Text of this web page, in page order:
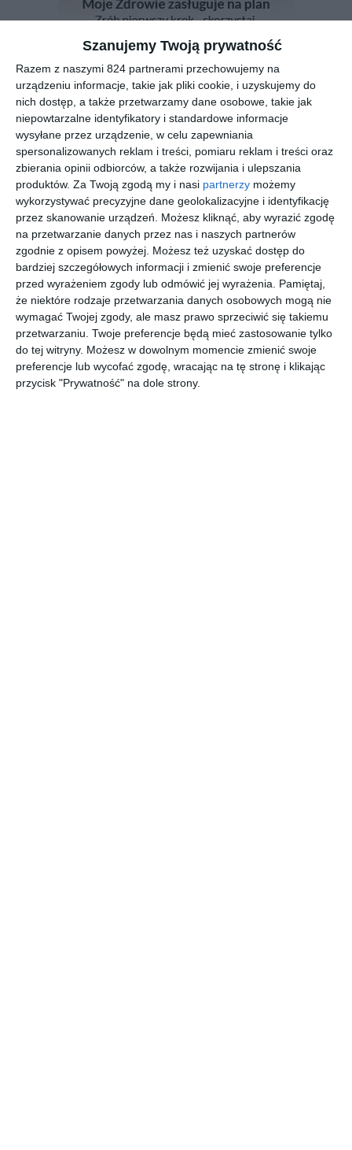
Szanujemy Twoją prywatność
Razem z naszymi 824 partnerami przechowujemy na
urządzeniu informacje, takie jak pliki cookie, i uzyskujemy do
nich dostęp, a także przetwarzamy dane osobowe, takie jak
niepowtarzalne identyfikatory i standardowe informacje
wysyłane przez urządzenie, w celu zapewniania
spersonalizowanych reklam i treści, pomiaru reklam i treści oraz
zbierania opinii odbiorców, a także rozwijania i ulepszania
produktów. Za Twoją zgodą my i nasi partnerzy możemy
wykorzystywać precyzyjne dane geolokalizacyjne i identyfikację
przez skanowanie urządzeń. Możesz kliknąć, aby wyrazić zgodę
na przetwarzanie danych przez nas i naszych partnerów
zgodnie z opisem powyżej. Możesz też uzyskać dostęp do
bardziej szczegółowych informacji i zmienić swoje preferencje
przed wyrażeniem zgody lub odmówić jej wyrażenia.
Pamiętaj,
że niektóre rodzaje przetwarzania danych osobowych mogą nie
wymagać Twojej zgody, ale masz prawo sprzeciwić się takiemu
przetwarzaniu. Twoje preferencje będą mieć zastosowanie tylko
do tej witryny. Możesz w dowolnym momencie zmienić swoje
preferencje lub wycofać zgodę, wracając na tę stronę i klikając
przycisk "Prywatność" na dole strony.
KRONIKA POLICYJNA
Wrócił do tego samego
sklepu. Rozpoznał go
ochroniarz, usłyszał
zarzut kradzieży
KRONIKA POLICYJNA
Trzech kierowców
straciło prawa jazdy.
Wszyscy prowadzili po
alkoholu
ARTYKUŁ SPONSOROWANY